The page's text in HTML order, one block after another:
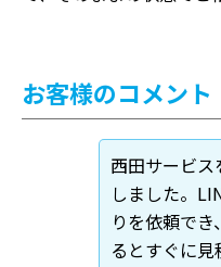
お客様のコメント
西田サービ
しました。
りを依頼で
るとすぐに